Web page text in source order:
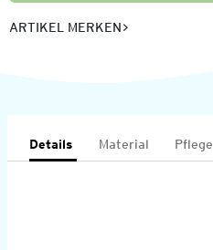
ARTIKEL MERKEN
Details Material Pflege